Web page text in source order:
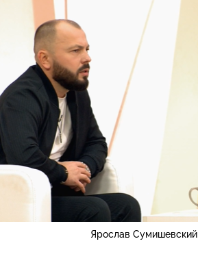
Ярослав Сумишевский